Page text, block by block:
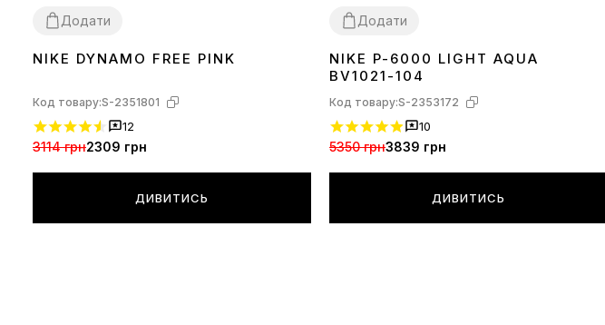
Додати
2627 282930
NIKE DYNAMO FREE PINK
Код товару:S-2351801
12
3114 грн2309 грн
ДИВИТИСЬ
Додати
3637 38 414344
NIKE P-6000 LIGHT AQUA
BV1021-104
Код товару:S-2353172
10
5350 грн3839 грн
ДИВИТИСЬ